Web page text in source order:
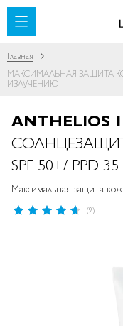
SKIP TO CONTENT
Главная
МАКСИМАЛЬНАЯ ЗАЩИТА
ИЗЛУЧЕНИЮ
ANTHELIOS
SPF 50+/ PPD 35
Максимальная защита
Рейтинг:
(9)